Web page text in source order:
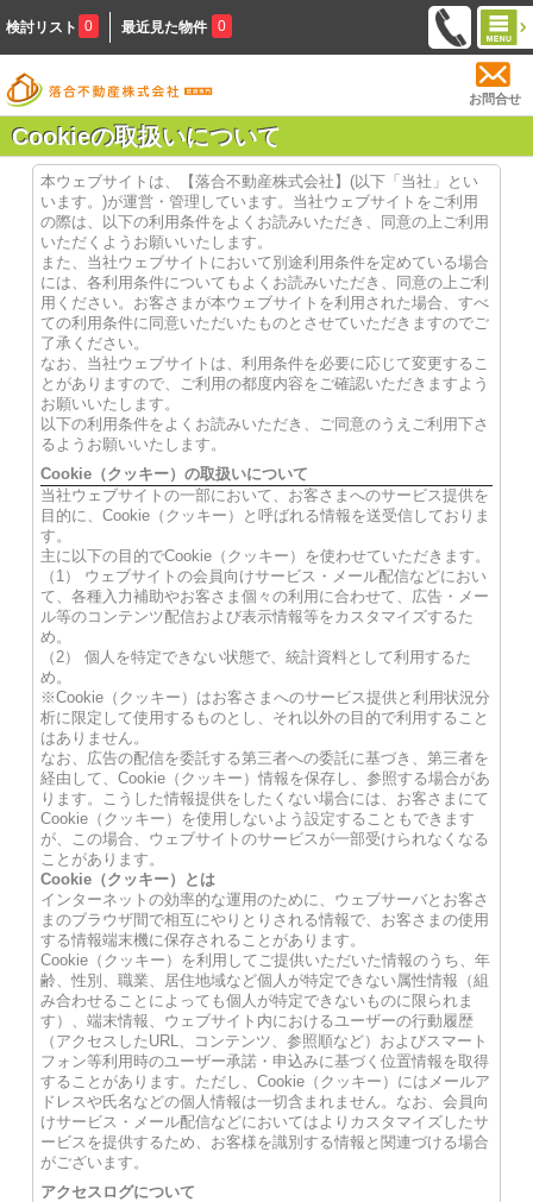
検討リスト 0 最近見た物件 0
お問合せ
Cookieの取扱いについて
本ウェブサイトは、【落合不動産株式会社】(以下「当社」とい
います。)が運営・管理しています。当社ウェブサイトをご利用
の際は、以下の利用条件をよくお読みいただき、同意の上ご利用
いただくようお願いいたします。
また、当社ウェブサイトにおいて別途利用条件を定めている場合
には、各利用条件についてもよくお読みいただき、同意の上ご利
用ください。お客さまが本ウェブサイトを利用された場合、すべ
ての利用条件に同意いただいたものとさせていただきますのでご
了承ください。
なお、当社ウェブサイトは、利用条件を必要に応じて変更するこ
とがありますので、ご利用の都度内容をご確認いただきますよう
お願いいたします。
以下の利用条件をよくお読みいただき、ご同意のうえご利用下さ
るようお願いいたします。
Cookie（クッキー）の取扱いについて
当社ウェブサイトの一部において、お客さまへのサービス提供を
目的に、Cookie（クッキー）と呼ばれる情報を送受信しておりま
す。
主に以下の目的でCookie（クッキー）を使わせていただきます。
（1） ウェブサイトの会員向けサービス・メール配信などにおい
て、各種入力補助やお客さま個々の利用に合わせて、広告・メー
ル等のコンテンツ配信および表示情報等をカスタマイズするた
め。
（2） 個人を特定できない状態で、統計資料として利用するた
め。
※Cookie（クッキー）はお客さまへのサービス提供と利用状況分
析に限定して使用するものとし、それ以外の目的で利用すること
はありません。
なお、広告の配信を委託する第三者への委託に基づき、第三者を
経由して、Cookie（クッキー）情報を保存し、参照する場合があ
ります。こうした情報提供をしたくない場合には、お客さまにて
Cookie（クッキー）を使用しないよう設定することもできます
が、この場合、ウェブサイトのサービスが一部受けられなくなる
ことがあります。
Cookie（クッキー）とは
インターネットの効率的な運用のために、ウェブサーバとお客さ
まのブラウザ間で相互にやりとりされる情報で、お客さまの使用
する情報端末機に保存されることがあります。
Cookie（クッキー）を利用してご提供いただいた情報のうち、年
齢、性別、職業、居住地域など個人が特定できない属性情報（組
み合わせることによっても個人が特定できないものに限られま
す）、端末情報、ウェブサイト内におけるユーザーの行動履歴
（アクセスしたURL、コンテンツ、参照順など）およびスマート
フォン等利用時のユーザー承諾・申込みに基づく位置情報を取得
することがあります。ただし、Cookie（クッキー）にはメールア
ドレスや氏名などの個人情報は一切含まれません。なお、会員向
けサービス・メール配信などにおいてはよりカスタマイズしたサ
ービスを提供するため、お客様を識別する情報と関連づける場合
がございます。
アクセスログについて